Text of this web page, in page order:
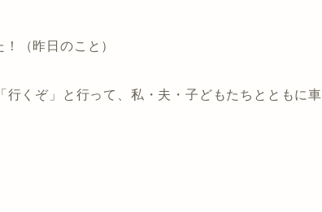
（昨日のこと）
くぞ」と行って、私・夫・子どもたちとともに車